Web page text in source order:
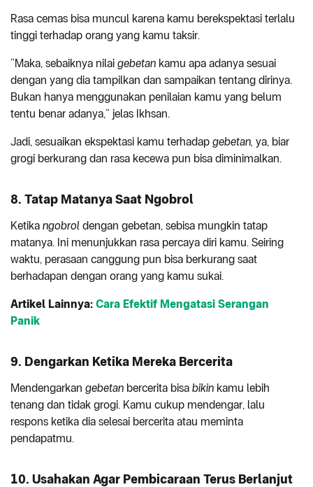
Rasa cemas bisa muncul karena kamu berekspektasi terlalu
tinggi terhadap orang yang kamu taksir.
“Maka, sebaiknya nilai gebetan kamu apa adanya sesuai
dengan yang dia tampilkan dan sampaikan tentang dirinya.
Bukan hanya menggunakan penilaian kamu yang belum
tentu benar adanya,” jelas Ikhsan.
Jadi, sesuaikan ekspektasi kamu terhadap gebetan, ya, biar
grogi berkurang dan rasa kecewa pun bisa diminimalkan.
8. Tatap Matanya Saat Ngobrol
Ketika ngobrol dengan gebetan, sebisa mungkin tatap
matanya. Ini menunjukkan rasa percaya diri kamu. Seiring
waktu, perasaan canggung pun bisa berkurang saat
berhadapan dengan orang yang kamu sukai.
Artikel Lainnya: Cara Efektif Mengatasi Serangan
Panik
9. Dengarkan Ketika Mereka Bercerita
Mendengarkan gebetan bercerita bisa bikin kamu lebih
tenang dan tidak grogi. Kamu cukup mendengar, lalu
respons ketika dia selesai bercerita atau meminta
pendapatmu.
10. Usahakan Agar Pembicaraan Terus Berlanjut